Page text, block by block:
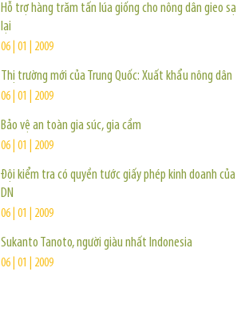
Hỗ trợ hàng trăm tấn lúa giống cho nông dân gieo sạ
lại
06 | 01 | 2009
Thị trường mới của Trung Quốc: Xuất khẩu nông dân
06 | 01 | 2009
Bảo vệ an toàn gia súc, gia cầm
06 | 01 | 2009
Đội kiểm tra có quyền tước giấy phép kinh doanh của
DN
06 | 01 | 2009
Sukanto Tanoto, người giàu nhất Indonesia
06 | 01 | 2009